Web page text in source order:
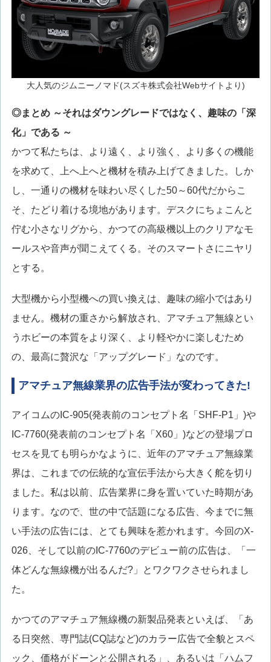
大人気のジムニーノマド(スズキ株式会社Webサイトより)
◎まとめ ～それはダウングレードではなく、趣味の「深
化」である ～
かつて私たちは、より遠く、より強く、より多くの機能
を求めて、上へ上へと機材を積み上げてきました。しか
し、一通りの機材を味わい尽くした50～60代だからこ
そ、たどり着ける境地があります。デスクにちょこんと
佇む小さなリグから、かつての高級機以上のクリアなモ
ールスや音声が聞こえてくる。そのスマートさにニヤリ
とする。
大型機から小型機への買い換えは、趣味の縮小ではあり
ません。機材の重さから解放され、アマチュア無線とい
うホビーの本質をより深く、より軽やかに楽しむため
の、最高に贅沢な「アップグレード」なのです。
アマチュア無線業界の広告手法が変わってきた!
アイコムのIC-905(発表前のコンセプト名「SHF-P1」)や
IC-7760(発表前のコンセプト名「X60」)などの登場プロ
セスを見ても明らかなように、近年のアマチュア無線業
界は、これまでの伝統的な宣伝手法から大きく舵を切り
ました。私は以前、広告業界に身を置いていた時期があ
ります。なので、世の中で話題になる広告、今までに無
い手法の広告には、とても興味を惹かれます。今回のX-
026、そして以前のIC-7760のデビュー前の広告は、「一
体どんな無線機が出るんだ?」とワクワクさせられまし
た。
かつてのアマチュア無線機の新製品発表といえば、「あ
る日突然、専門誌(CQ誌など)のカラー広告で全貌とスペ
ック、価格がドーンと公開される」、あるいは「ハムフ